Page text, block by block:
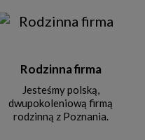
Rodzinna firma
Jesteśmy polską,
dwupokoleniową firmą
rodzinną z Poznania.